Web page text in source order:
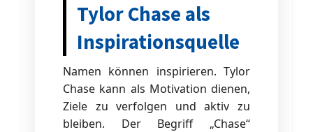
Tylor Chase als
Inspirationsquelle
Namen können inspirieren. Tylor
Chase kann als Motivation dienen,
Ziele zu verfolgen und aktiv zu
bleiben. Der Begriff „Chase“